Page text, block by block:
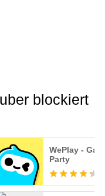
blockiert
WePlay -
Party